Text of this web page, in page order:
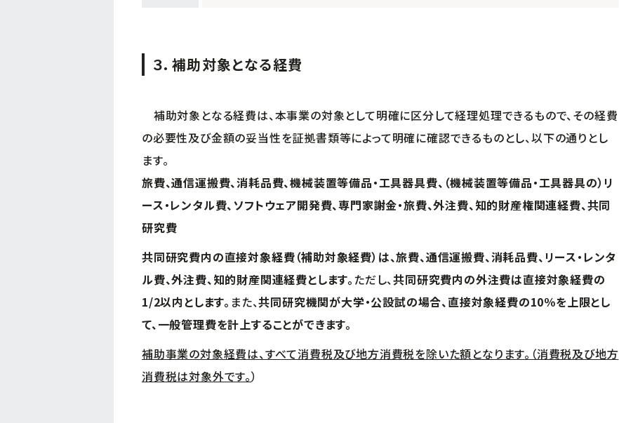
３．補助対象となる経費
補助対象となる経費は、本事業の対象として明確に区分して経理処理できるもので、その経費
の必要性及び金額の妥当性を証拠書類等によって明確に確認できるものとし、以下の通りとし
ます。
旅費、通信運搬費、消耗品費、機械装置等備品・工具器具費、（機械装置等備品・工具器具の）リ
ース・レンタル費、ソフトウェア開発費、専門家謝金・旅費、外注費、知的財産権関連経費、共同
研究費
共同研究費内の直接対象経費（補助対象経費）は、旅費、通信運搬費、消耗品費、リース・レンタ
ル費、外注費、知的財産関連経費とします。ただし、共同研究費内の外注費は直接対象経費の
1/2以内とします。 また、共同研究機関が大学・公設試の場合、直接対象経費の10％を上限とし
て、一般管理費を計上することができます。
補助事業の対象経費は、すべて消費税及び地方消費税を除いた額となります。（消費税及び地方
消費税は対象外です。）